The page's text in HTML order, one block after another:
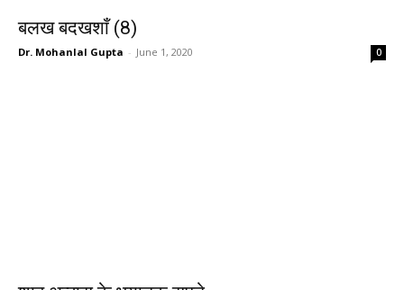
बलख बदखशाँ (8)
Dr. Mohanlal Gupta - June 1, 2020 0